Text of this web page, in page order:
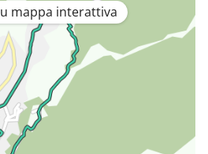
mappa interattiva